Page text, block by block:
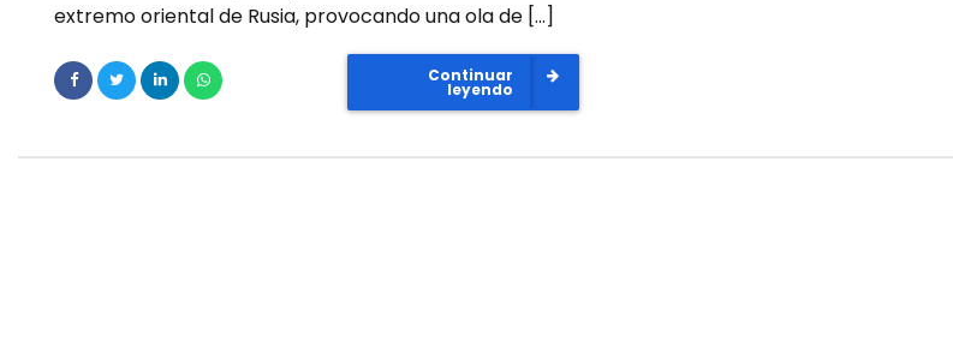
extremo oriental de Rusia, provocando una ola de […]
Continuar
leyendo